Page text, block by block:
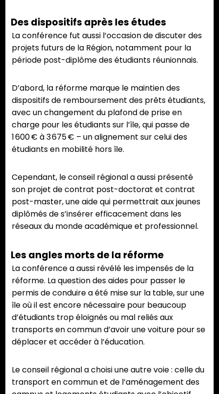
Des dispositifs après les études
La conférence fut aussi l’occasion de discuter des
projets futurs de la Région, notamment pour la
période post-diplôme des étudiants réunionnais.
D’abord, la réforme marque le maintien des
dispositifs de remboursement des prêts étudiants,
avec un changement du plafond de prise en
charge pour les étudiants sur l’île, qui passe de
1 600 € à 3 675 € – un alignement sur celui des
étudiants en mobilité hors île.
Cependant, le conseil régional a aussi présenté
son projet de contrat post-doctorat et contrat
post-master, une aide qui permettrait aux jeunes
diplômés de s’insérer efficacement dans les
réseaux du monde académique et professionnel.
Les angles morts de la réforme
La conférence a aussi révélé les impensés de la
réforme. La question des aides pour passer le
permis de conduire a été mise sur la table, sur une
île où il est encore nécessaire pour beaucoup
d’étudiants trop éloignés ou mal reliés aux
transports en commun d’avoir une voiture pour se
déplacer et accéder à l’éducation.
Le conseil régional a choisi une autre voie : celle du
transport en commun et de l’aménagement des